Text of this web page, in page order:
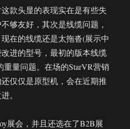
款头显的表现实在是有些失
够友好，其次是线缆问题，
在的线缆还是太拖沓(展示中
进的型号，最初的版本线缆
量问题。在场的StarVR营销
仅仅是原型机，会在近期推
。
展会，并且还选在了B2B展